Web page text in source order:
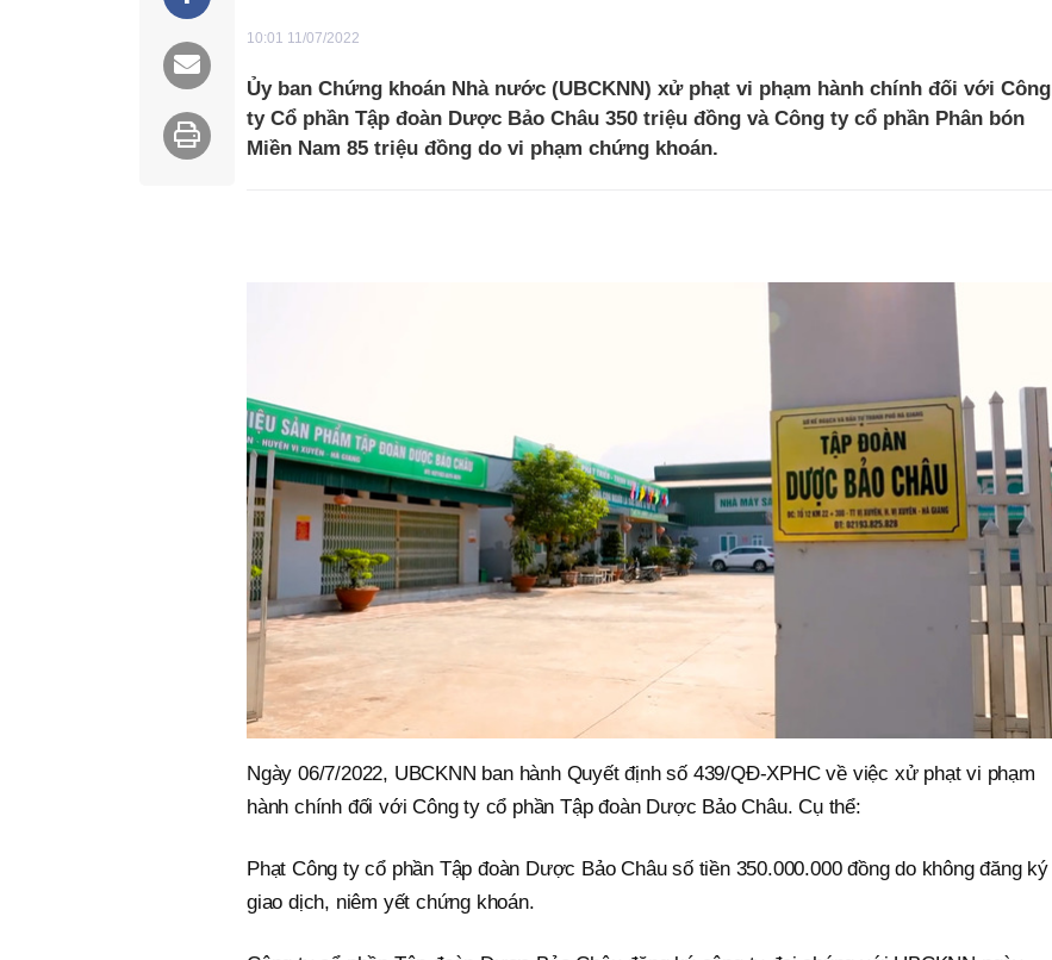
10:01 11/07/2022
Ủy ban Chứng khoán Nhà nước (UBCKNN) xử phạt vi phạm hành chính đối với Công
ty Cổ phần Tập đoàn Dược Bảo Châu 350 triệu đồng và Công ty cổ phần Phân bón
Miền Nam 85 triệu đồng do vi phạm chứng khoán.
Ngày 06/7/2022, UBCKNN ban hành Quyết định số 439/QĐ-XPHC về việc xử phạt vi phạm
hành chính đối với Công ty cổ phần Tập đoàn Dược Bảo Châu. Cụ thể:
Phạt Công ty cổ phần Tập đoàn Dược Bảo Châu số tiền 350.000.000 đồng do không đăng ký
giao dịch, niêm yết chứng khoán.